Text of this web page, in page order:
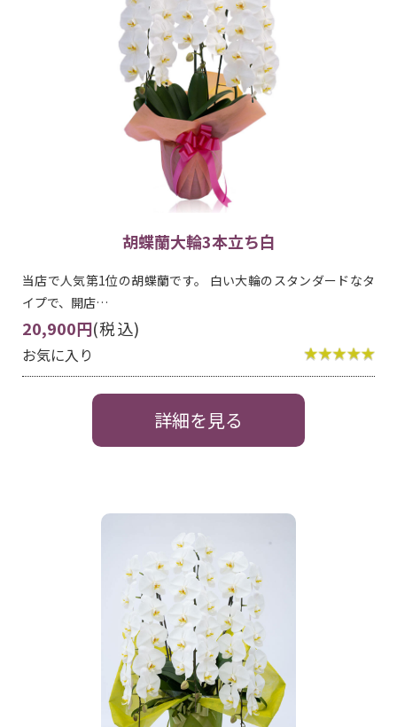
胡蝶蘭大輪3本立ち白
当店で人気第1位の胡蝶蘭です。 白い大輪のスタンダードなタ
イプで、開店…
20,900円(税込)
お気に入り
詳細を見る